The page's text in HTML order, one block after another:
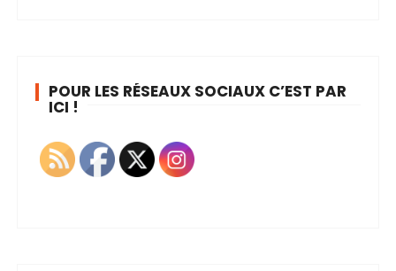
POUR LES RÉSEAUX SOCIAUX C’EST PAR
ICI !